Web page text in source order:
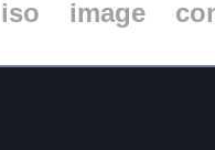
iso image